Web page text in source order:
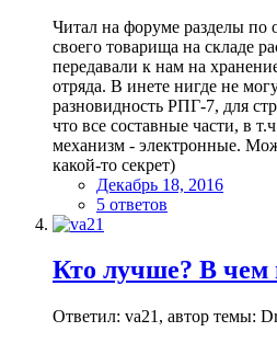
Читал на форуме разделы
своего товарища на складе
передавали к нам на
отряда. В инете нигде не
разновидность РПГ-7, для
что все составные части, в
механизм - электронные.
какой-то секрет)
Декабрь 18, 2016
5 ответов
Кто лучше? В чем
Ответил: va21, автор темы: